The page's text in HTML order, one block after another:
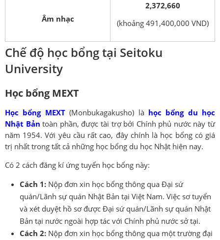
Âm nhạc
2,372,660
(khoảng 491,400,000 VND)
Chế độ học bổng tại Seitoku
University
Học bổng MEXT
Học bổng MEXT(Monbukagakusho) là học bổng du học
Nhật Bản toàn phần, được tài trợ bởi Chính phủ nước này từ
năm 1954. Với yêu cầu rất cao, đây chính là học bổng có giá
trị nhất trong tất cả những học bổng du học Nhật hiện nay.
Có 2 cách đăng kí ứng tuyển học bổng này:
Cách 1: Nộp đơn xin học bổng thông qua Đại sứ
quán/Lãnh sự quán Nhật Bản tại Việt Nam. Việc sơ tuyển
và xét duyệt hồ sơ được Đại sứ quán/Lãnh sự quán Nhật
Bản tại nước ngoài hợp tác với Chính phủ nước sở tại.
Cách 2: Nộp đơn xin học bổng thông qua một trường đại